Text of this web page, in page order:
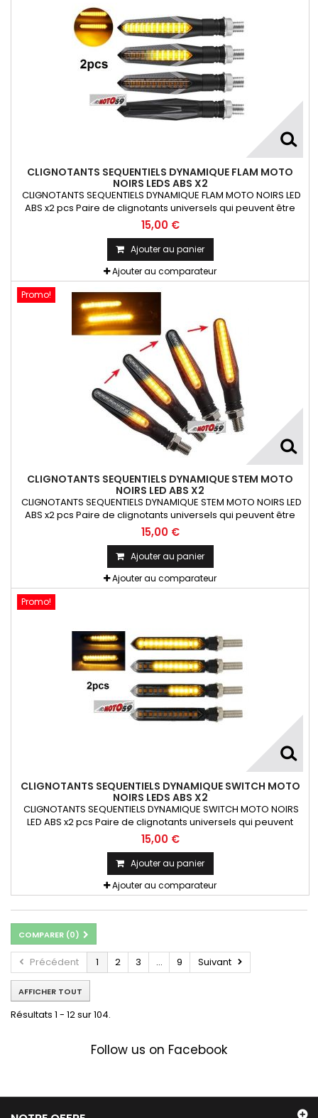
CLIGNOTANTS SEQUENTIELS DYNAMIQUE FLAM MOTO
NOIRS LEDS ABS X2
CLIGNOTANTS SEQUENTIELS DYNAMIQUE FLAM MOTO NOIRS LED
ABS x2 pcs Paire de clignotants universels qui peuvent être
adaptables sur toutes motos ou scooters
15,00 €
Ajouter au panier
Ajouter au comparateur
Promo!
CLIGNOTANTS SEQUENTIELS DYNAMIQUE STEM MOTO
NOIRS LED ABS X2
CLIGNOTANTS SEQUENTIELS DYNAMIQUE STEM MOTO NOIRS LED
ABS x2 pcs Paire de clignotants universels qui peuvent être
adaptables sur toutes motos ou scooters
15,00 €
Ajouter au panier
Ajouter au comparateur
Promo!
CLIGNOTANTS SEQUENTIELS DYNAMIQUE SWITCH MOTO
NOIRS LEDS ABS X2
CLIGNOTANTS SEQUENTIELS DYNAMIQUE SWITCH MOTO NOIRS
LED ABS x2 pcs Paire de clignotants universels qui peuvent
être adaptables sur toutes motos ou scooters
15,00 €
Ajouter au panier
Ajouter au comparateur
COMPARER (0)
Précédent 1 2 3 ... 9 Suivant
AFFICHER TOUT
Résultats 1 - 12 sur 104.
Follow us on Facebook